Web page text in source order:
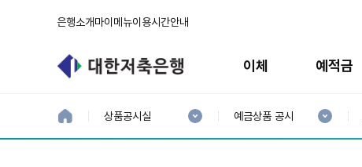
은행소개마이메뉴이용시간안내
이체 예적금
홈
재
1
류
상품공시실
재
2
류
예금상품 공시